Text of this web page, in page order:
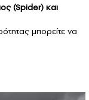
(Spider) και
μπορείτε να